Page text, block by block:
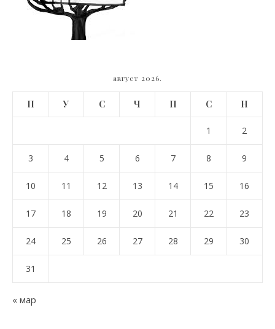
август 2026.
П У С Ч П С Н
1 2
3 4 5 6 7 8 9
10 11 12 13 14 15 16
17 18 19 20 21 22 23
24 25 26 27 28 29 30
31
« мар